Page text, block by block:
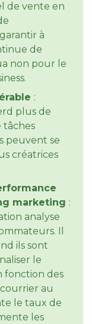
de vente en
à
de
non pour le
:
plus de
tâches
peuvent se
créatrices
marketing :
analyse
Il
ils sont
le
fonction des
au
le taux de
les